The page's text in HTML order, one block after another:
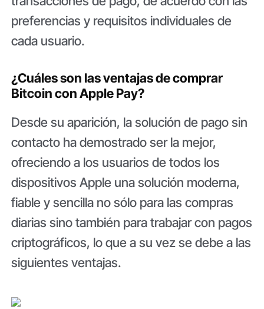
preferencias y requisitos individuales de
cada usuario.
¿Cuáles son las ventajas de comprar
Bitcoin con Apple Pay?
Desde su aparición, la solución de pago sin
contacto ha demostrado ser la mejor,
ofreciendo a los usuarios de todos los
dispositivos Apple una solución moderna,
fiable y sencilla no sólo para las compras
diarias sino también para trabajar con pagos
criptográficos, lo que a su vez se debe a las
siguientes ventajas.